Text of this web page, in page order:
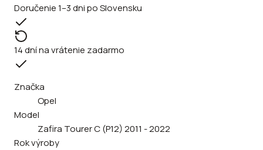
Doručenie 1–3 dni po Slovensku
14 dní na vrátenie zadarmo
Značka
Opel
Model
Zafira Tourer C (P12) 2011 - 2022
Rok výroby